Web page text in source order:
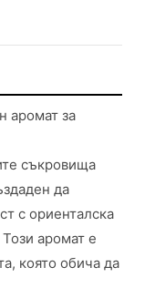
аромат за
съкровища
да
с ориенталска
аромат е
която обича да